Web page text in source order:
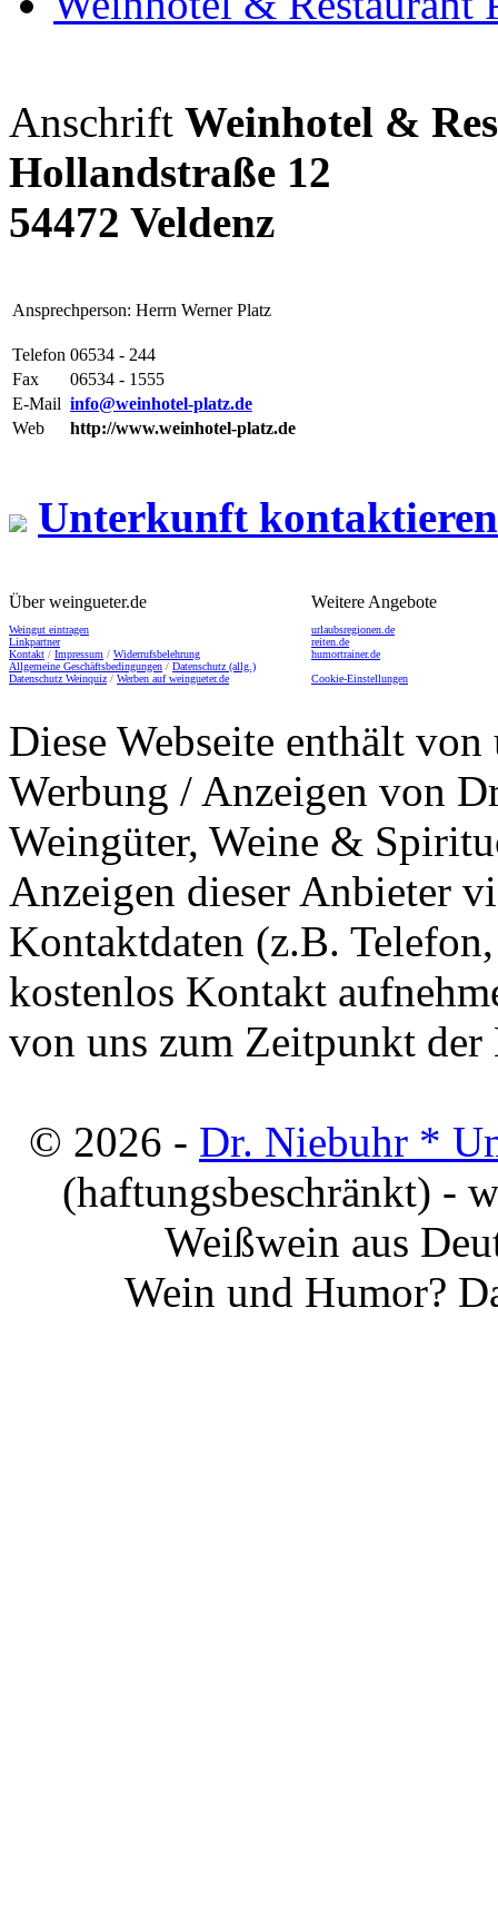
Anschrift Weinhotel &
Hollandstraße 12
54472 Veldenz
Ansprechperson: Herrn Werner Platz
Telefon 06534 - 244
Fax
06534 - 1555
E-Mail info@weinhotel-platz.de
Web
http://www.weinhotel-platz.de
Unterkunft kontaktieren
Über weingueter.de
Weingut eintragen
Linkpartner
Kontakt / Impressum / Widerrufsbelehrung
Allgemeine Geschäftsbedingungen / Datenschutz (allg.)
Datenschutz Weinquiz / Werben auf weingueter.de
Weitere Angebote
urlaubsregionen.de
reiten.de
humortrainer.de
Cookie-Einstellungen
Diese Webseite enthält
Werbung / Anzeigen von
Weingüter, Weine &
Anzeigen dieser Anbieter
Kontaktdaten (z.B.
kostenlos Kontakt
von uns zum Zeitpunkt
© 2026 - Dr. Niebuhr *
(haftungsbeschränkt) -
Weißwein aus
Wein und Humor?